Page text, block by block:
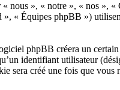
nous », « notre », « nos
Équipes phpBB »)
phpBB créera un
identifiant utilisateur
créé une fois que